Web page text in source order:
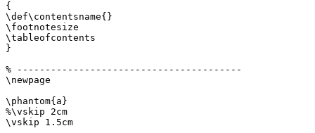
{
\def\contentsname{}
\footnotesize
\tableofcontents
}
% ----------------------------------------
\newpage
\phantom{a}
%\vskip 2cm
\vskip 1.5cm